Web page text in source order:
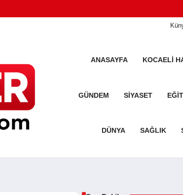
ANASAYFA KOCAELI
GÜNDEM SIYASET
DÜNYA SAĞLIK